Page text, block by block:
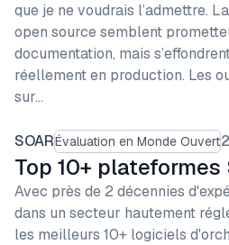
que je ne voudrais l’admettre.
open source semblent
documentation, mais
réellement en production. Les
sur…
SOARÉvaluation en Monde Ouvert
Top 10+ plateformes
Avec près de 2 décennies
dans un secteur hautement
les meilleurs 10+ logiciels